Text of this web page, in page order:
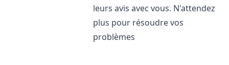
leurs avis avec vous. N'attendez
plus pour résoudre vos
problèmes